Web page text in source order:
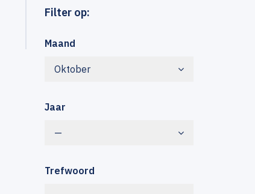
Filter op:
Maand
Oktober
Jaar
—
Trefwoord